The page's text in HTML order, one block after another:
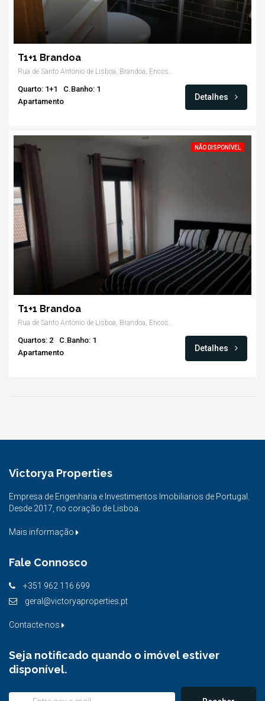
T1+1 Brandoa
Rua de Santo António de Lisboa, Brandoa, Encosta do Sol, Amadora
Quarto: 1+1
C.Banho: 1
Apartamento
Detalhes
NÃO DISPONÍVEL
T1+1 Brandoa
Quartos: 2
C.Banho: 1
Apartamento
Detalhes
Victorya Properties
Empresa de Engenharia e Investimentos Imobiliarios de Portugal.
Desde 2017, no coração de Lisboa.
Mais informação
Fale Connosco
+351 962 116 699
geral@victoryaproperties.pt
Contacte-nos
Seja notificado quando o imóvel estiver
disponível.